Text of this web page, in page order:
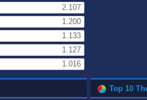
2.107
1.200
1.133
1.127
1.016
Top 10